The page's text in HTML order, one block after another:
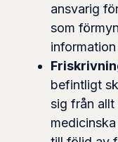
ansvarig
som
befintligt
sig från allt